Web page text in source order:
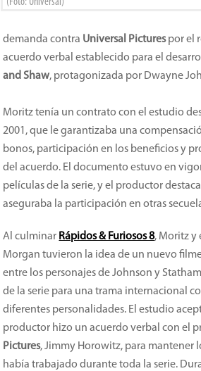
demanda contra Universal Picturespor el
acuerdo verbal establecido para el
and Shaw, protagonizada por Dwayne
Moritz tenía un contrato con el estudio
2001, que le garantizaba una
bonos, participación en los beneficios y
del acuerdo. El documento estuvo en
películas de la serie, y el productor
aseguraba la participación en otras
Al culminar Rápidos & Furiosos 8, Moritz y
Morgan tuvieron la idea de un nuevo
entre los personajes de Johnson y
de la serie para una trama internacional
diferentes personalidades. El estudio
productor hizo un acuerdo verbal con el
Pictures, Jimmy Horowitz, para mantener
había trabajado durante toda la serie.